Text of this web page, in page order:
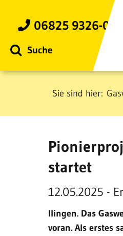
06825 9326-0
Suche
Sie sind hier:
startet
12.05.2025 -
llingen. Das
voran. Als erstes